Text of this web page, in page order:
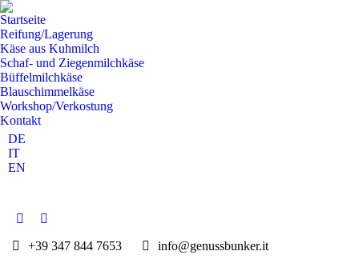
Startseite
Reifung/Lagerung
Käse aus Kuhmilch
Schaf- und Ziegenmilchkäse
Büffelmilchkäse
Blauschimmelkäse
Workshop/Verkostung
Kontakt
DE
IT
EN
Facebook
page
Instagram
page
+39 347 844 7653 info@genussbunker.it